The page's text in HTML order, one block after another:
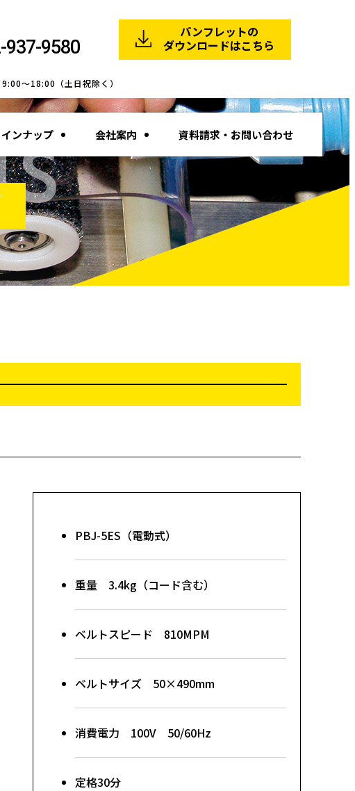
937-9580
～18:00（土日祝除く）
パンフレットの
ダウンロードはこちら
ンナップ 会社案内 資料請求・お問い合わせ
PBJ-5ES（電動式）
重量 3.4kg（コード含む）
ベルトスピード 810MPM
ベルトサイズ 50×490mm
消費電力 100V 50/60Hz
定格30分